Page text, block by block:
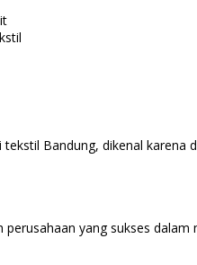
Bandung, dikenal
yang sukses